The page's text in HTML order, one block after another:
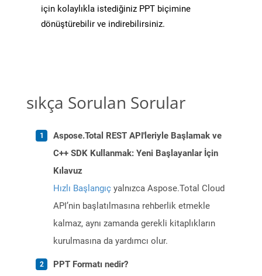
için kolaylıkla istediğiniz PPT biçimine
dönüştürebilir ve indirebilirsiniz.
sıkça Sorulan Sorular
Aspose.Total REST API'leriyle Başlamak ve
C++ SDK Kullanmak: Yeni Başlayanlar İçin
Kılavuz
Hızlı Başlangıç yalnızca Aspose.Total Cloud
API’nin başlatılmasına rehberlik etmekle
kalmaz, aynı zamanda gerekli kitaplıkların
kurulmasına da yardımcı olur.
PPT Formatı nedir?